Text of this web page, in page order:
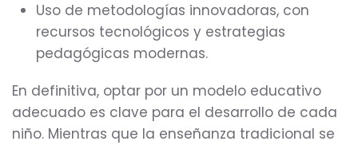
Uso de metodologías innovadoras, con
recursos tecnológicos y estrategias
pedagógicas modernas.
En definitiva, optar por un modelo educativo
adecuado es clave para el desarrollo de cada
niño. Mientras que la enseñanza tradicional se